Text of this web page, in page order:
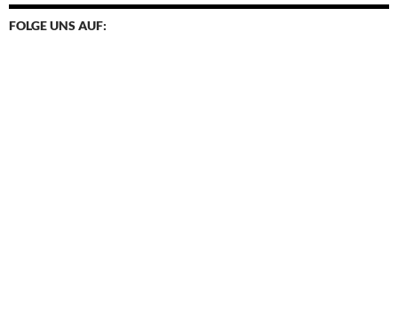
FOLGE UNS AUF: